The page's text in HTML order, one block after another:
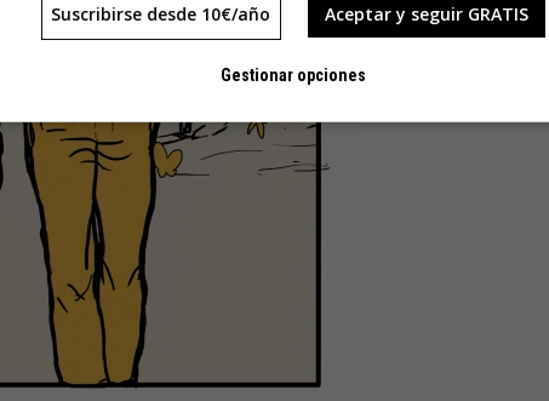
Aceptar y seguir GRATIS
Suscribirse desde 10€/año
Gestionar opciones